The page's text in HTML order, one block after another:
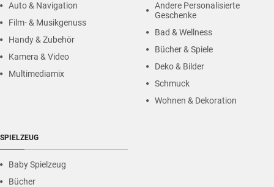
Auto & Navigation
Film- & Musikgenuss
Handy & Zubehör
Kamera & Video
Multimediamix
Andere Personalisierte
Geschenke
Bad & Wellness
Bücher & Spiele
Deko & Bilder
Schmuck
Wohnen & Dekoration
SPIELZEUG
Baby Spielzeug
Bücher